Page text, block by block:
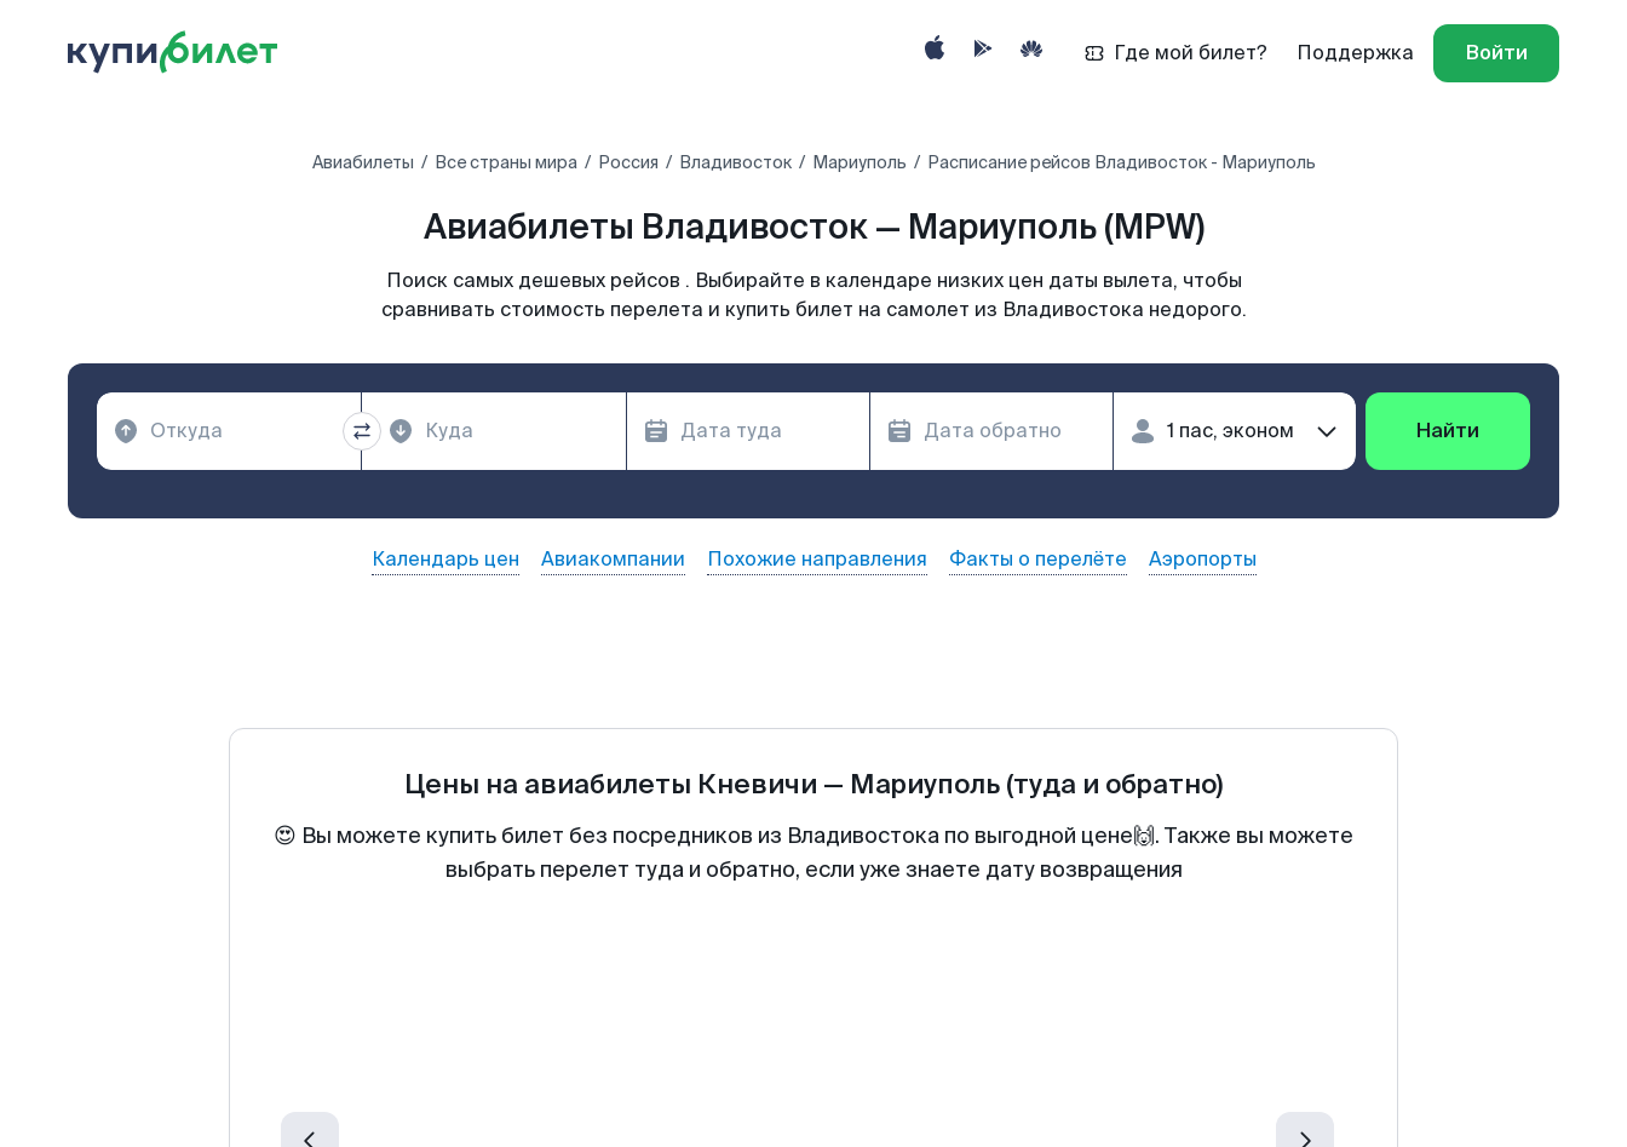
Где мой билет? Поддержка Войти
Авиабилеты Все страны мира Россия Владивосток Мариуполь Расписание рейсов Владивосток - Мариуполь
Авиабилеты Владивосток — Мариуполь (MPW)
Поиск самых дешевых рейсов . Выбирайте в календаре низких цен даты вылета, чтобы
сравнивать стоимость перелета и купить билет на самолет из Владивостока недорого.
Найти
Календарь цен Авиакомпании Похожие направления Факты о перелёте Аэропорты
Цены на авиабилеты Кневичи — Мариуполь (туда и обратно)
😍 Вы можете купить билет без посредников из Владивостока по выгодной цене🙌. Также вы можете
выбрать перелет туда и обратно, если уже знаете дату возвращения